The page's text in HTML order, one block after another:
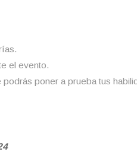
el evento.
poner a prueba tus